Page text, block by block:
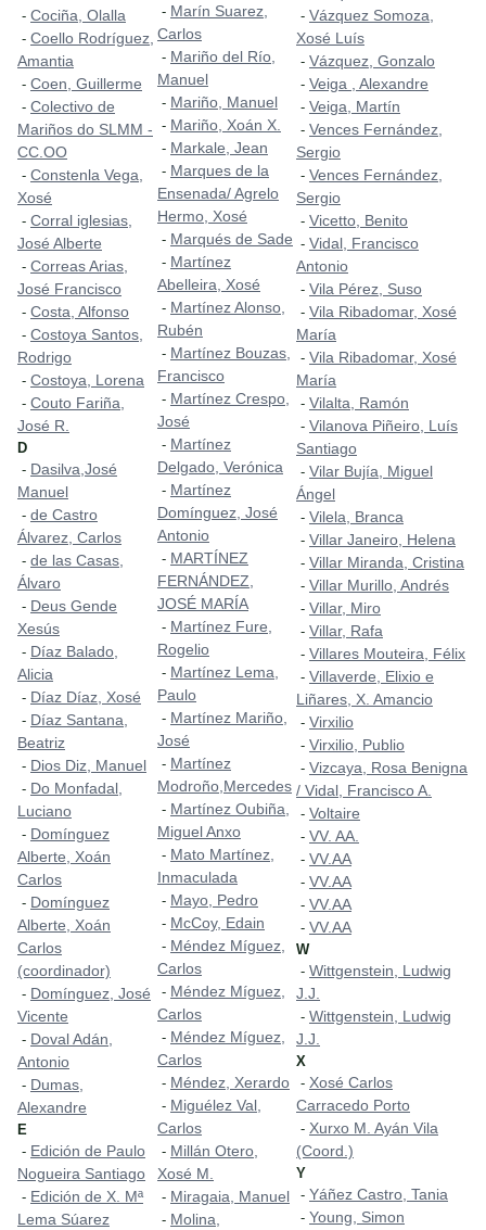
- Cociña, Olalla
- Coello Rodríguez,
Amantia
- Coen, Guillerme
- Colectivo de
Mariños do SLMM -
CC.OO
- Constenla Vega,
Xosé
- Corral iglesias,
José Alberte
- Correas Arias,
José Francisco
- Costa, Alfonso
- Costoya Santos,
Rodrigo
- Costoya, Lorena
- Couto Fariña,
José R.
D
- Dasilva,José
Manuel
- de Castro
Álvarez, Carlos
- de las Casas,
Álvaro
- Deus Gende
Xesús
- Díaz Balado,
Alicia
- Díaz Díaz, Xosé
- Díaz Santana,
Beatriz
- Dios Diz, Manuel
- Do Monfadal,
Luciano
- Domínguez
Alberte, Xoán
Carlos
- Domínguez
Alberte, Xoán
Carlos
(coordinador)
- Domínguez, José
Vicente
- Doval Adán,
Antonio
- Dumas,
Alexandre
E
- Edición de Paulo
Nogueira Santiago
- Edición de X. Mª
Lema Súarez
- Marín Suarez,
Carlos
- Mariño del Río,
Manuel
- Mariño, Manuel
- Mariño, Xoán X.
- Markale, Jean
- Marques de la
Ensenada/ Agrelo
Hermo, Xosé
- Marqués de Sade
- Martínez
Abelleira, Xosé
- Martínez Alonso,
Rubén
- Martínez Bouzas,
Francisco
- Martínez Crespo,
José
- Martínez
Delgado, Verónica
- Martínez
Domínguez, José
Antonio
- MARTÍNEZ
FERNÁNDEZ,
JOSÉ MARÍA
- Martínez Fure,
Rogelio
- Martínez Lema,
Paulo
- Martínez Mariño,
José
- Martínez
Modroño,Mercedes
- Martínez Oubiña,
Miguel Anxo
- Mato Martínez,
Inmaculada
- Mayo, Pedro
- McCoy, Edain
- Méndez Míguez,
Carlos
- Méndez Míguez,
Carlos
- Méndez Míguez,
Carlos
- Méndez, Xerardo
- Miguélez Val,
Carlos
- Millán Otero,
Xosé M.
- Miragaia, Manuel
- Molina,
- Vázquez Somoza,
Xosé Luís
- Vázquez, Gonzalo
- Veiga , Alexandre
- Veiga, Martín
- Vences Fernández,
Sergio
- Vences Fernández,
Sergio
- Vicetto, Benito
- Vidal, Francisco
Antonio
- Vila Pérez, Suso
- Vila Ribadomar, Xosé
María
- Vila Ribadomar, Xosé
María
- Vilalta, Ramón
- Vilanova Piñeiro, Luís
Santiago
- Vilar Bujía, Miguel
Ángel
- Vilela, Branca
- Villar Janeiro, Helena
- Villar Miranda, Cristina
- Villar Murillo, Andrés
- Villar, Miro
- Villar, Rafa
- Villares Mouteira, Félix
- Villaverde, Elixio e
Liñares, X. Amancio
- Virxilio
- Virxilio, Publio
- Vizcaya, Rosa Benigna
/ Vidal, Francisco A.
- Voltaire
- VV. AA.
- VV.AA
- VV.AA
- VV.AA
- VV.AA
W
- Wittgenstein, Ludwig
J.J.
- Wittgenstein, Ludwig
J.J.
X
- Xosé Carlos
Carracedo Porto
- Xurxo M. Ayán Vila
(Coord.)
Y
- Yáñez Castro, Tania
- Young, Simon